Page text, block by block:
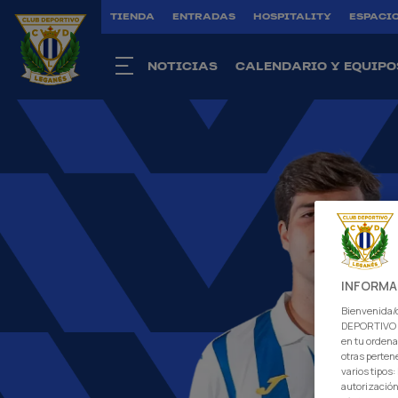
TIENDA ENTRADAS HOSPITALITY
NOTICIAS CALENDARIO Y
Bienvenida/
en tu
otras
varios tipos: